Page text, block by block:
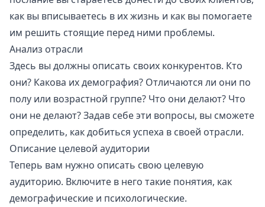
как вы вписываетесь в их жизнь и как вы помогаете
им решить стоящие перед ними проблемы.
Анализ отрасли
Здесь вы должны описать своих конкурентов. Кто
они? Какова их демография? Отличаются ли они по
полу или возрастной группе? Что они делают? Что
они не делают? Задав себе эти вопросы, вы сможете
определить, как добиться успеха в своей отрасли.
Описание целевой аудитории
Теперь вам нужно описать свою целевую
аудиторию. Включите в него такие понятия, как
демографические и психологические.